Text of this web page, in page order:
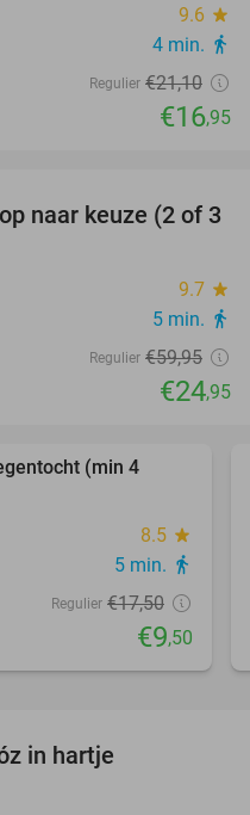
9.6 star
4 min. directions_walk
Regulier €21,10
€16,95
58%
naar keuze (2 of 3
9.7 star
5 min. directions_walk
Regulier €59,95
€24,95
favorite_border
(min 4
8.5 star
5 min. directions_walk
Regulier €17,50
€9,50
in hartje